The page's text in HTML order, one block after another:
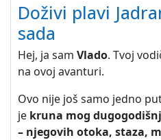
Doživi plavi
sada
Hej, ja sam Vlado. Tvoj
na ovoj avanturi.
Ovo nije još samo jedno
je kruna mog
– njegovih otoka, staza,